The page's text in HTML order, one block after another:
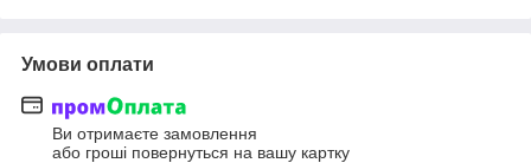
Умови оплати
Ви отримаєте замовлення
або гроші повернуться на вашу картку